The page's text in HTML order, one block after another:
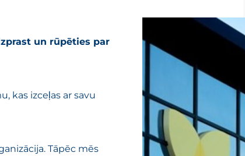
un rūpēties par
kas izceļas ar savu
Tāpēc mēs